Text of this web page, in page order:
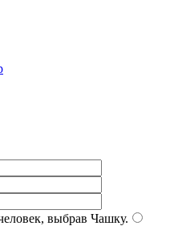
выбрав Чашку.